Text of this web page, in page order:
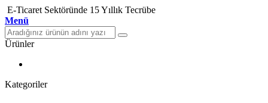
E-Ticaret Sektöründe 15 Yıllık Tecrübe
Menü
Ürünler
Kategoriler